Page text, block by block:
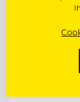
CHEF DE